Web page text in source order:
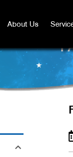
About Us Service
About Us